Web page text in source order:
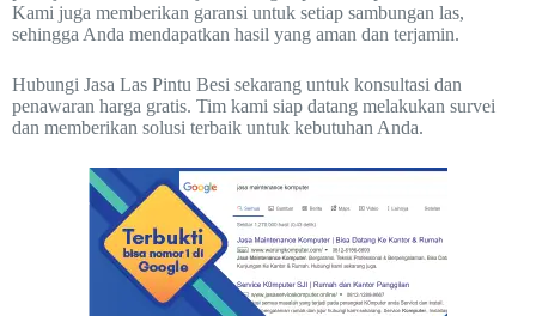
Kami juga memberikan garansi untuk setiap sambungan las,
sehingga Anda mendapatkan hasil yang aman dan terjamin.
Hubungi Jasa Las Pintu Besi sekarang untuk konsultasi dan
penawaran harga gratis. Tim kami siap datang melakukan survei
dan memberikan solusi terbaik untuk kebutuhan Anda.